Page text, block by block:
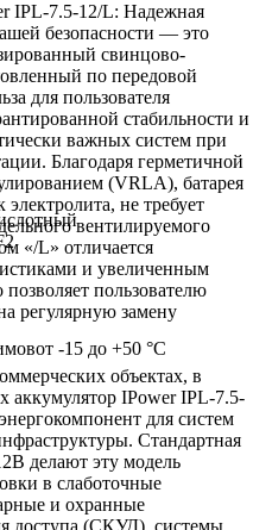
IPL-7.5-12/L: Надежная
безопасности — это
свинцово-
по передовой
для пользователя
стабильности и
важных систем при
Благодаря герметичной
(VRLA), батарея
не требует
вентилируемого
«/L» отличается
и увеличенным
пользователю
регулярную замену
объектах, в
аккумулятор IPower IPL-7.5-
для систем
Стандартная
делают эту модель
в слаботочные
и охранные
от -15 до +50 °С